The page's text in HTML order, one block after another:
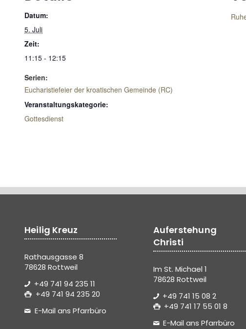
Datum:
5. Juli
Zeit:
11:15 - 12:15
Serien:
Eucharistiefeier der kroatischen Gemeinde (RC)
Veranstaltungskategorie:
Gottesdienst
Heilig Kreuz
Rathausgasse 8
78628 Rottweil
+49 741 94 235 11
+49 741 94 235 20
E-Mail ans Pfarrbüro
Auferstehung
Christi
Im St. Michael 1
78628 Rottweil
+49 741 15 08 2
+49 741 17 55 01 8
E-Mail ans Pfarrbüro